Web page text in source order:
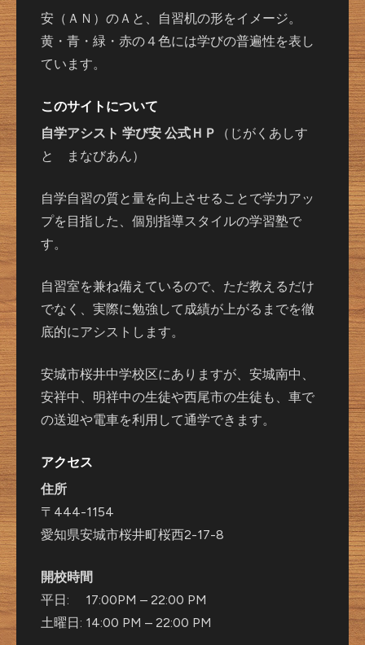
安（ＡＮ）のＡと、自習机の形をイメージ。
黄・青・緑・赤の４色には学びの普遍性を表し
ています。
このサイトについて
自学アシスト 学び安 公式ＨＰ
（じがくあしす
と まなびあん）
自学自習の質と量を向上させることで学力アッ
プを目指した、個別指導スタイルの学習塾で
す。
自習室を兼ね備えているので、ただ教えるだけ
でなく、実際に勉強して成績が上がるまでを徹
底的にアシストします。
安城市桜井中学校区にありますが、安城南中、
安祥中、明祥中の生徒や西尾市の生徒も、車で
の送迎や電車を利用して通学できます。
アクセス
住所
〒444-1154
愛知県安城市桜井町桜西2-17-8
開校時間
平日: 17:00PM – 22:00 PM
土曜日: 14:00 PM – 22:00 PM